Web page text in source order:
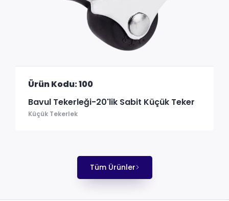
Ürün Kodu: 100
Bavul Tekerleği-20'lik Sabit Küçük Teker
Küçük Tekerlek
Tüm Ürünler